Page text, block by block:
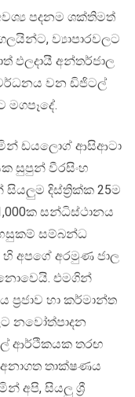
පදනම ශක්තිමත්
ව්‍යාපාරවලට
ඵලදායී අන්තර්ජාල
වන ඩිජිටල්
ඩයලොග් ආසිආටා
සුපුන් වීරසිංහ
දිස්ත්‍රික්ක 25ම
සන්ධිස්ථානය
සම්බන්ධ
අපගේ අරමුණ ජාල
එමගින්
ප්‍රජාව හා කර්මාන්ත
නවෝත්පාදන
ආර්ථිකයක තරඟ
තාක්ෂණය
අපි, සියලු ශ්‍රී